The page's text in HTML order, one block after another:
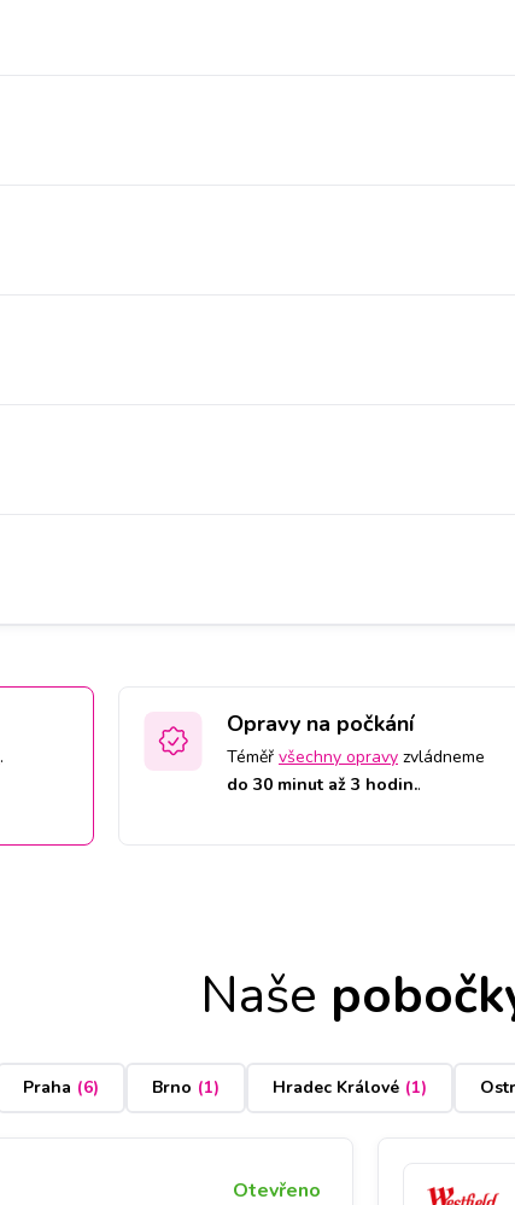
.
Opravy na počkání
Téměř všechny opravy zvládneme
do 30 minut až 3 hodin..
Naše
Praha (6) Brno (1) Hradec Králové (1)
Otevřeno